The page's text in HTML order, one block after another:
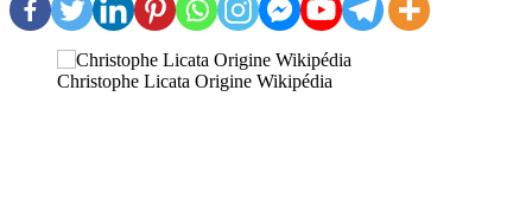
Christophe Licata Origine Wikipédia